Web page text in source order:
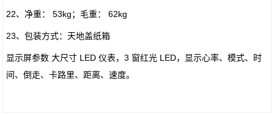
22、净重： 53kg；毛重： 62kg
23、包装方式：天地盖纸箱
显示屏参数 大尺寸 LED 仪表，3 窗红光 LED，显示心率、模式、时
间、倒走、卡路里、距离、速度。